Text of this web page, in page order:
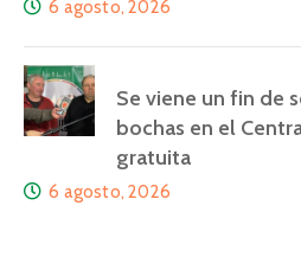
6 agosto, 2026
Se viene un fin de
bochas en el
gratuita
6 agosto, 2026